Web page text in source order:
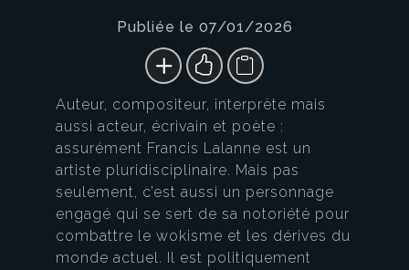
Publiée le 07/01/2026
Auteur, compositeur, interprète mais
aussi acteur, écrivain et poète :
assurément Francis Lalanne est un
artiste pluridisciplinaire. Mais pas
seulement, c’est aussi un personnage
engagé qui se sert de sa notoriété pour
combattre le wokisme et les dérives du
monde actuel. Il est politiquement